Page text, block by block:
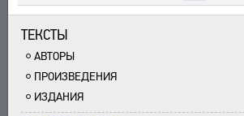
ТЕКСТЫ
АВТОРЫ
ПРОИЗВЕДЕНИЯ
ИЗДАНИЯ